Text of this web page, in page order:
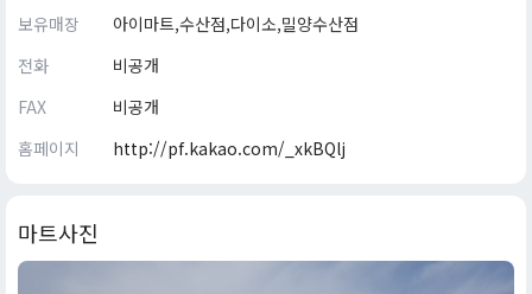
보유매장
아이마트,수산점,다이소,밀양수산점
전화
비공개
FAX
비공개
홈페이지
http://pf.kakao.com/_xkBQlj
마트사진